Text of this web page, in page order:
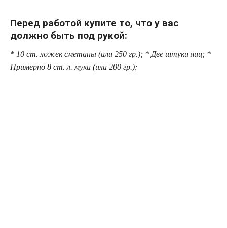
Перед работой купите то, что у вас
должно быть под рукой:
* 10 ст. ложек сметаны (или 250 гр.); * Две штуки яиц; *
Примерно 8 ст. л. муки (или 200 гр.);